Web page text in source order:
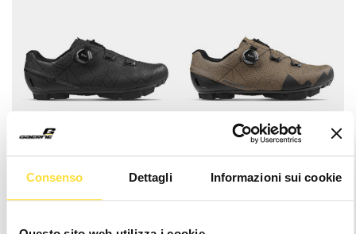
Consenso Dettagli Informazioni sui cookie
$199.99
G.EDGE BROWN
$199.99